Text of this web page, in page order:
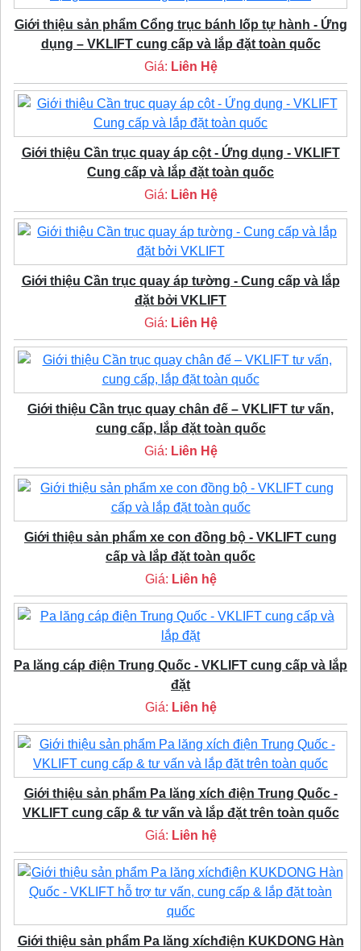
Giới thiệu sản phẩm Cổng trục bánh lốp tự hành - Ứng
dụng – VKLIFT cung cấp và lắp đặt toàn quốc
Giá: Liên Hệ
Giới thiệu Cần trục quay áp cột - Ứng dụng - VKLIFT
Cung cấp và lắp đặt toàn quốc
Giá: Liên Hệ
Giới thiệu Cần trục quay áp tường - Cung cấp và lắp
đặt bởi VKLIFT
Giá: Liên Hệ
Giới thiệu Cần trục quay chân đế – VKLIFT tư vấn,
cung cấp, lắp đặt toàn quốc
Giá: Liên Hệ
Giới thiệu sản phẩm xe con đồng bộ - VKLIFT cung
cấp và lắp đặt toàn quốc
Giá: Liên hệ
Pa lăng cáp điện Trung Quốc - VKLIFT cung cấp và lắp
đặt
Giá: Liên hệ
Giới thiệu sản phẩm Pa lăng xích điện Trung Quốc -
VKLIFT cung cấp & tư vấn và lắp đặt trên toàn quốc
Giá: Liên hệ
Giới thiệu sản phẩm Pa lăng xíchđiện KUKDONG Hàn